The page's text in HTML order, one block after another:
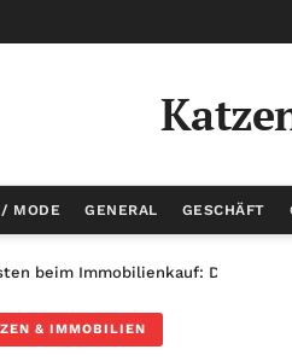
/ MODE GENERAL GESCHÄFT
beim Immobilienkauf: Darauf
& IMMOBILIEN